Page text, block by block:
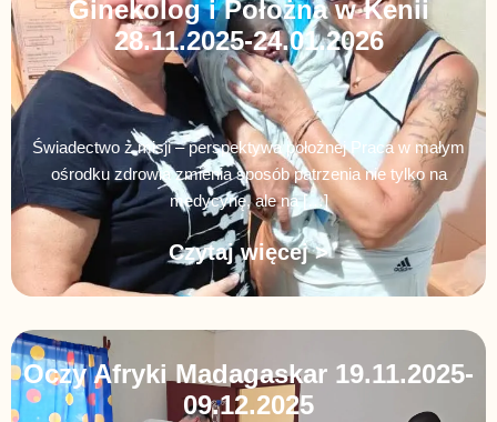
Ginekolog i Położna w Kenii
28.11.2025-24.01.2026
Świadectwo z misji – perspektywa położnej Praca w małym
ośrodku zdrowia zmienia sposób patrzenia nie tylko na
medycynę, ale na […]
Czytaj więcej >
Oczy Afryki Madagaskar 19.11.2025-
09.12.2025